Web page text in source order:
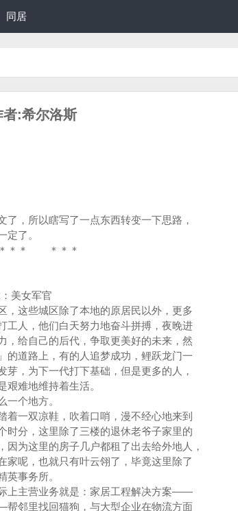
同居
者:希尔洛斯
，所以瞎写了一点东西转变一下思路，
定了。
＊＊
官
这些城区除了本地的原居民以外，更多
工人，他们白天努力地奋斗拼搏，夜晚进
，给自己的后代，争取更美好的未来，然
的道路上，有的人追梦成功，鲤跃龙门一
，为下一代打下基础，但是更多的人，
艰难地维持着生活。
个地方。
一双凉鞋，吹着口哨，漫不经心地来到
时分，这里除了三楼的退休老爷子家里的
为这里的房子几户都租了出去给外地人，
家呢，也就只有叶云翎了，毕竟这里除了
英事务所。
主营业务就是：家居工程解决方案——
邻里找回猫狗，与大型企业在物流方面